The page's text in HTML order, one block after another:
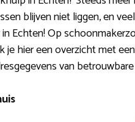
blijven niet liggen, en
Echten! Op
hier een overzicht met
van